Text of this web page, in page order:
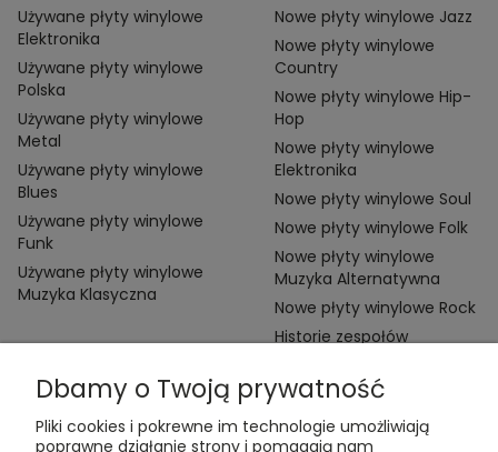
Używane płyty winylowe
Elektronika
Używane płyty winylowe
Polska
Używane płyty winylowe
Metal
Używane płyty winylowe
Blues
Używane płyty winylowe
Funk
Używane płyty winylowe
Muzyka Klasyczna
Nowe płyty winylowe Jazz
Nowe płyty winylowe
Country
Nowe płyty winylowe Hip-
Hop
Nowe płyty winylowe
Elektronika
Nowe płyty winylowe Soul
Nowe płyty winylowe Folk
Nowe płyty winylowe
Muzyka Alternatywna
Nowe płyty winylowe Rock
Historie zespołów
Dbamy o Twoją prywatność
Pliki cookies i pokrewne im technologie umożliwiają
poprawne działanie strony i pomagają nam